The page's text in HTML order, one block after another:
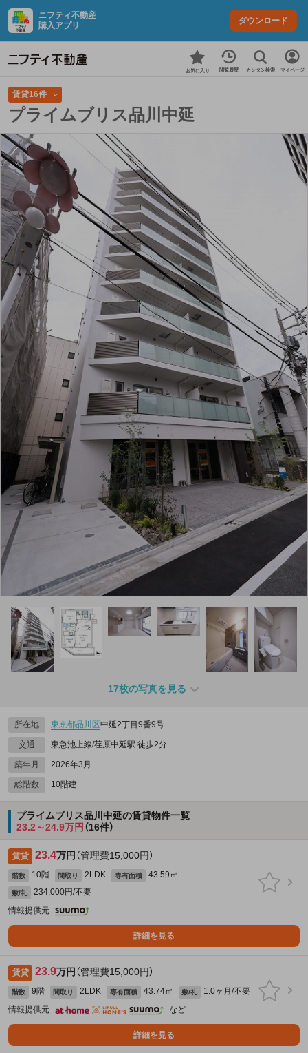
ニフティ不動産
購入アプリ
ダウンロード
お気に入り 閲覧履歴 カンタン検索 マイページ
賃貸16件
プライムブリス品川中延
17枚の写真を見る
所在地 東京都品川区中延2丁目9番9号
交通 東急池上線/荏原中延駅 徒歩2分
築年月 2026年3月
総階数 10階建
プライムブリス品川中延の賃貸物件一覧
23.2～24.9万円 （16件）
賃貸 23.4万円 （管理費15,000円）
階数 10階 間取り 2LDK 専有面積 43.59㎡
敷/礼
234,000円/不要
情報提供元
詳細を見る
賃貸 23.9万円 （管理費15,000円）
階数 9階 間取り 2LDK 専有面積 43.74㎡ 敷/礼
1.0ヶ月/不要
情報提供元
など
詳細を見る